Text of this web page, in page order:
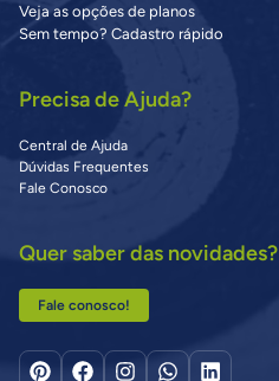
Veja as opções de planos
Sem tempo? Cadastro rápido
Precisa de Ajuda?
Central de Ajuda
Dúvidas Frequentes
Fale Conosco
Quer saber das novidades?
Fale conosco!